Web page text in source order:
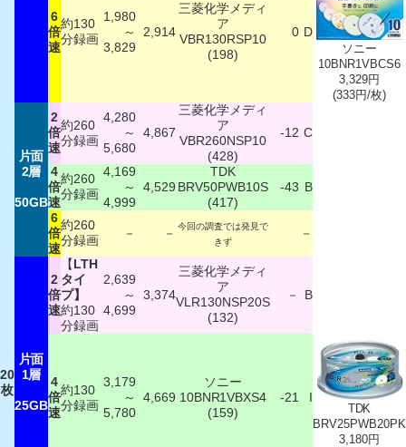
6
倍
速
約130
分録画
1,980
～
3,829
2,914
三菱化学メディ
ア
VBR130RSP10
(198)
0 D
ソニー
10BNR1VBCS6
3,329円
(333円/枚)
片面
2層
50GB
2
倍
速
約260
分録画
4,280
～
5,680
4,867
三菱化学メディ
ア
VBR260NSP10
(428)
-12 C
4
倍
速
約260
分録画
4,169
～
4,999
4,529
TDK
BRV50PWB10S
(417)
-43 B
6
倍
速
約260
分録画
－ － 今回の調査では発見で
きず
－
20
枚
片面
1層
25GB
2
倍
速
【LTH
タイ
プ】
約130
分録画
2,639
～
4,699
3,374
三菱化学メディ
ア
VLR130NSP20S
(132)
－ B
4
倍
速
約130
分録画
3,179
～
5,780
4,669
ソニー
10BNR1VBXS4
(159)
-21 I
TDK
BRV25PWB20PK
3,180円